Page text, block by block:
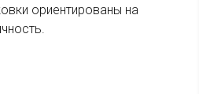
ориентированы на